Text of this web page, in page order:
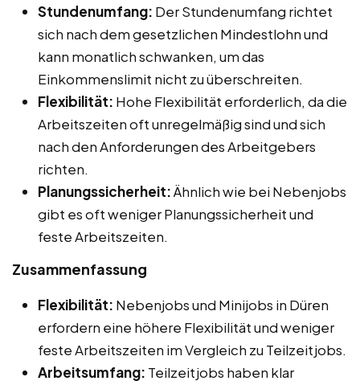
Stundenumfang: Der Stundenumfang richtet
sich nach dem gesetzlichen Mindestlohn und
kann monatlich schwanken, um das
Einkommenslimit nicht zu überschreiten.
Flexibilität: Hohe Flexibilität erforderlich, da die
Arbeitszeiten oft unregelmäßig sind und sich
nach den Anforderungen des Arbeitgebers
richten.
Planungssicherheit:Ähnlich wie bei Nebenjobs
gibt es oft weniger Planungssicherheit und
feste Arbeitszeiten.
Zusammenfassung
Flexibilität: Nebenjobs und Minijobs in Düren
erfordern eine höhere Flexibilität und weniger
feste Arbeitszeiten im Vergleich zu Teilzeitjobs.
Arbeitsumfang: Teilzeitjobs haben klar